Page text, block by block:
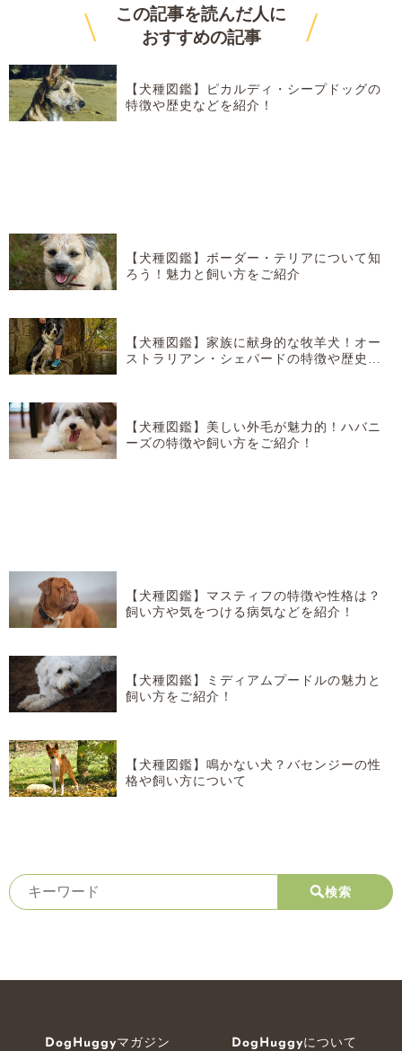
\
この記事を読んだ人に
おすすめの記事 /
【犬種図鑑】ピカルディ・シープドッグの
特徴や歴史などを紹介！
【犬種図鑑】ボーダー・テリアについて知
ろう！魅力と飼い方をご紹介
【犬種図鑑】家族に献身的な牧羊犬！オー
ストラリアン・シェパードの特徴や歴史な
【犬種図鑑】美しい外毛が魅力的！ハバニ
ーズの特徴や飼い方をご紹介！
【犬種図鑑】マスティフの特徴や性格は？
飼い方や気をつける病気などを紹介！
【犬種図鑑】ミディアムプードルの魅力と
飼い方をご紹介！
【犬種図鑑】鳴かない犬？バセンジーの性
格や飼い方について
検索
DogHuggyマガジン DogHuggyについて